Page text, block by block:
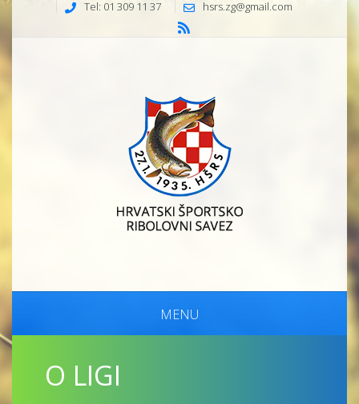
Tel: 01 309 11 37 hsrs.zg@gmail.com
MENU
O LIGI